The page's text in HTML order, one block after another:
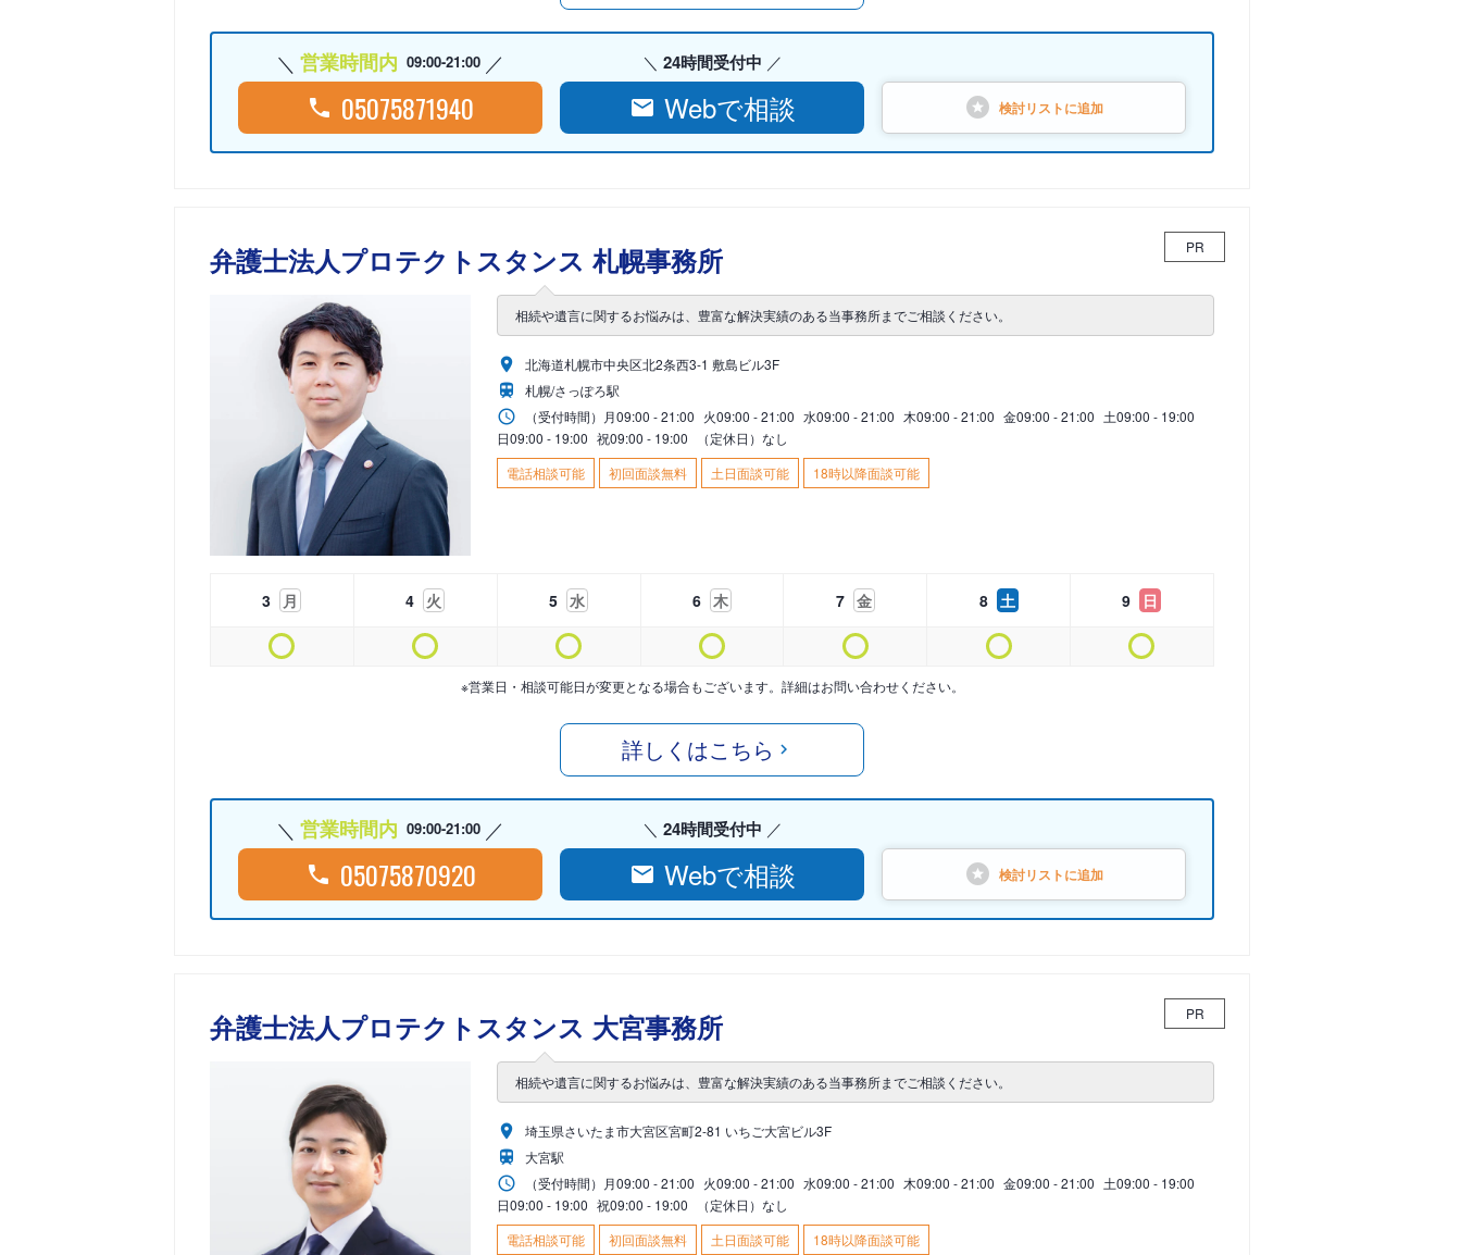
営業時間内 09:00-21:00
05075871940
24時間受付中
Webで相談 検討リストに追加
弁護士法人プロテクトスタンス 札幌事務所 PR
相続や遺言に関するお悩みは、豊富な解決実績のある当事務所までご相談ください。
北海道札幌市中央区北2条西3-1 敷島ビル3F
札幌/さっぽろ駅
（受付時間） 月09:00 - 21:00 火09:00 - 21:00 水09:00 - 21:00 木09:00 - 21:00 金09:00 - 21:00 土09:00 - 19:00
日09:00 - 19:00 祝09:00 - 19:00
（定休日）なし
電話相談可能
初回面談無料 土日面談可能 18時以降面談可能
3 月 4 火 5 水 6 木 7 金 8 土 9 日
※営業日・相談可能日が変更となる場合もございます。詳細はお問い合わせください。
詳しくはこちら
営業時間内 09:00-21:00
05075870920
24時間受付中
Webで相談 検討リストに追加
弁護士法人プロテクトスタンス 大宮事務所 PR
相続や遺言に関するお悩みは、豊富な解決実績のある当事務所までご相談ください。
埼玉県さいたま市大宮区宮町2-81 いちご大宮ビル3F
大宮駅
（受付時間） 月09:00 - 21:00 火09:00 - 21:00 水09:00 - 21:00 木09:00 - 21:00 金09:00 - 21:00 土09:00 - 19:00
日09:00 - 19:00 祝09:00 - 19:00
（定休日）なし
電話相談可能
初回面談無料 土日面談可能 18時以降面談可能